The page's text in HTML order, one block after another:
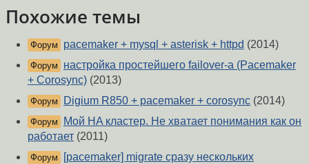
Похожие темы
Форум pacemaker + mysql + asterisk + httpd (2014)
Форум
настройка простейшего failover-а (Pacemaker
+ Corosync) (2013)
Форум Digium R850 + pacemaker + corosync (2014)
Форум
Мой HA кластер. Не хватает понимания как он
работает (2011)
Форум
[pacemaker] migrate сразу нескольких